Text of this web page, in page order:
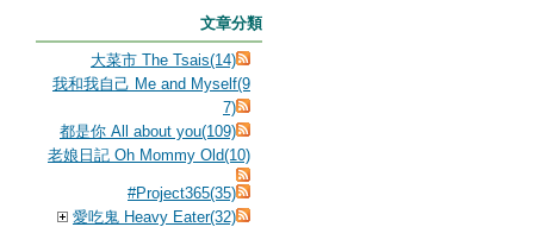
文章分類
大菜市 The Tsais(14)
我和我自己 Me and Myself(9
7)
都是你 All about you(109)
老娘日記 Oh Mommy Old(10)
#Project365(35)
愛吃鬼 Heavy Eater(32)